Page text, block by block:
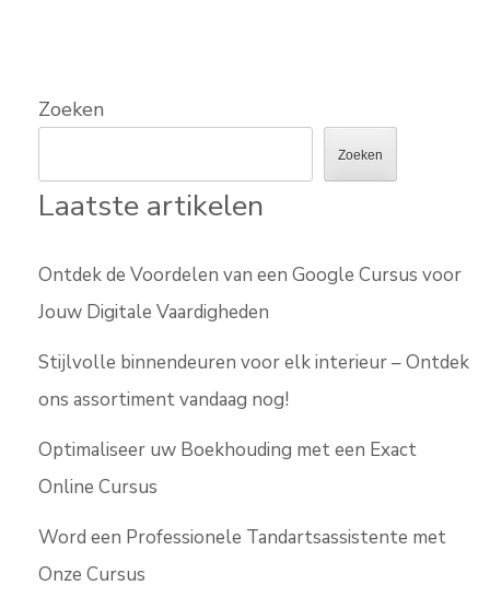
Zoeken
Zoeken
Laatste artikelen
Ontdek de Voordelen van een Google Cursus voor
Jouw Digitale Vaardigheden
Stijlvolle binnendeuren voor elk interieur – Ontdek
ons assortiment vandaag nog!
Optimaliseer uw Boekhouding met een Exact
Online Cursus
Word een Professionele Tandartsassistente met
Onze Cursus